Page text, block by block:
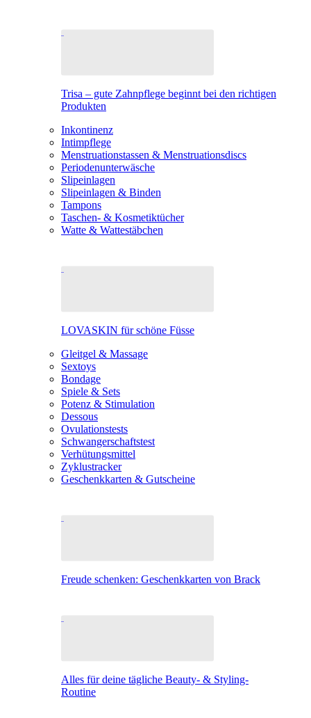
Trisa – gute Zahnpflege beginnt bei den richtigen
Produkten
Inkontinenz
Intimpflege
Menstruationstassen & Menstruationsdiscs
Periodenunterwäsche
Slipeinlagen
Slipeinlagen & Binden
Tampons
Taschen- & Kosmetiktücher
Watte & Wattestäbchen
LOVASKIN für schöne Füsse
Gleitgel & Massage
Sextoys
Bondage
Spiele & Sets
Potenz & Stimulation
Dessous
Ovulationstests
Schwangerschaftstest
Verhütungsmittel
Zyklustracker
Geschenkkarten & Gutscheine
Freude schenken: Geschenkkarten von Brack
Alles für deine tägliche Beauty- & Styling-
Routine